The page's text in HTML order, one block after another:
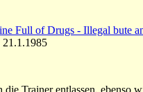
Full of Drugs - Illegal bute
21.1.1985
die Trainer entlassen, ebenso